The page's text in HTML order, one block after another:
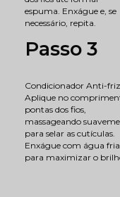
espuma. Enxágue e, se
necessário, repita.
Passo 3
Condicionador Anti-
Aplique no
pontas dos fios,
massageando
para selar as cutículas.
Enxágue com água fria
para maximizar o